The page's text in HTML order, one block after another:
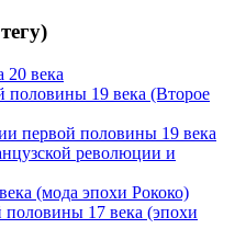
20 века
половины 19 века (Второе
первой половины 19 века
революции и
(мода эпохи Рококо)
17 века (эпохи